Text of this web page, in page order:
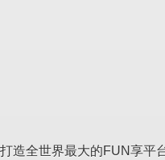
打造全世界最大的FUN享平